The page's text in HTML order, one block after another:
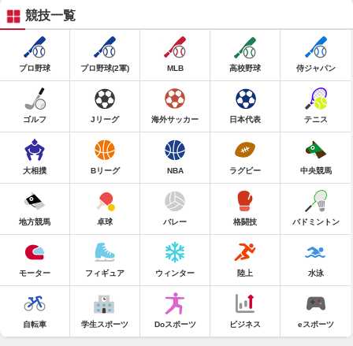
競技一覧
プロ野球 プロ野球(2軍) MLB 高校野球 侍ジャパン
ゴルフ Jリーグ 海外サッカー 日本代表 テニス
大相撲 Bリーグ NBA ラグビー 中央競馬
地方競馬 卓球 バレー 格闘技 バドミントン
モーター フィギュア ウィンター 陸上 水泳
自転車 学生スポーツ Doスポーツ ビジネス eスポーツ